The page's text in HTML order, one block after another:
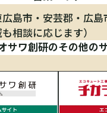
島市 安芸郡
広島
相談に応じます）
サワ創研のその他の